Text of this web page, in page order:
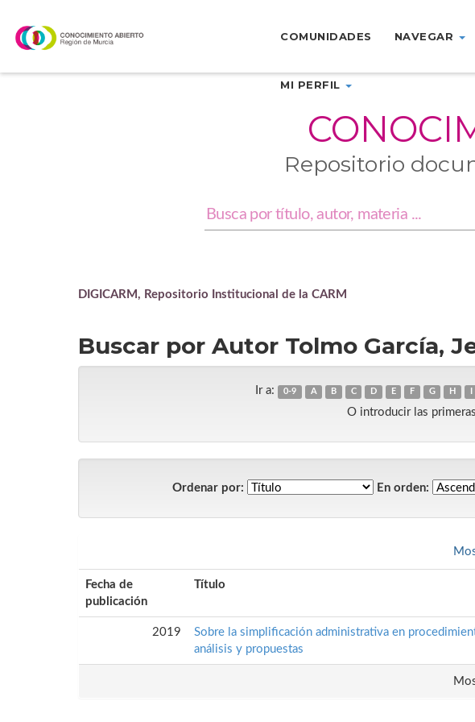
navigation
COMUNIDADES NAVEGAR
MI PERFIL
Repositorio
DIGICARM, Repositorio Institucional de la CARM
Buscar por Autor Tolmo García,
Ir a: 0-9 A B C D E F G H
O introducir las
Ordenar por: En orden:
Fecha de
publicación
Título
2019
Sobre la simplificación administrativa en
análisis y propuestas